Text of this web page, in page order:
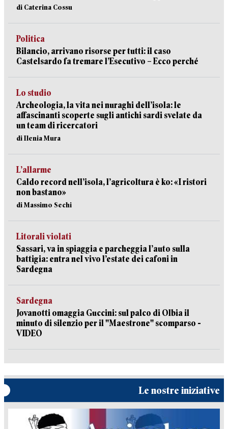
di Caterina Cossu
Politica
Bilancio, arrivano risorse per tutti: il caso
Castelsardo fa tremare l’Esecutivo – Ecco perché
Lo studio
Archeologia, la vita nei nuraghi dell’isola: le
affascinanti scoperte sugli antichi sardi svelate da
un team di ricercatori
di Ilenia Mura
L’allarme
Caldo record nell’isola, l’agricoltura è ko: «I ristori
non bastano»
di Massimo Sechi
Litorali violati
Sassari, va in spiaggia e parcheggia l’auto sulla
battigia: entra nel vivo l’estate dei cafoni in
Sardegna
Sardegna
Jovanotti omaggia Guccini: sul palco di Olbia il
minuto di silenzio per il "Maestrone" scomparso -
VIDEO
Le nostre iniziative